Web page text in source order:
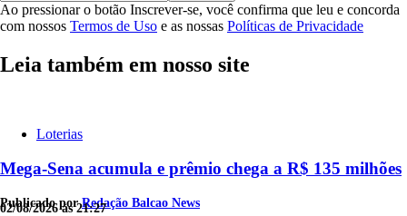
Ao pressionar o botão Inscrever-se, você confirma que leu e concorda
com nossos Termos de Uso e as nossas Políticas de Privacidade
Leia também em nosso site
Loterias
Mega-Sena acumula e prêmio chega a R$ 135 milhões
Publicado porRedação Balcao News
02/08/2026 às 21:27